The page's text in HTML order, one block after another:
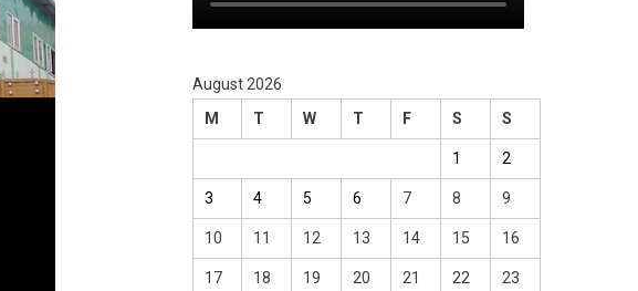
August 2026
M
T W T F S S
1 2
3 4 5 6 7 8 9
10 11 12 13 14 15 16
17 18 19 20 21 22 23